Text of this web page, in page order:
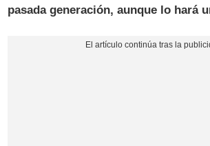
pasada generación, aunque lo hará